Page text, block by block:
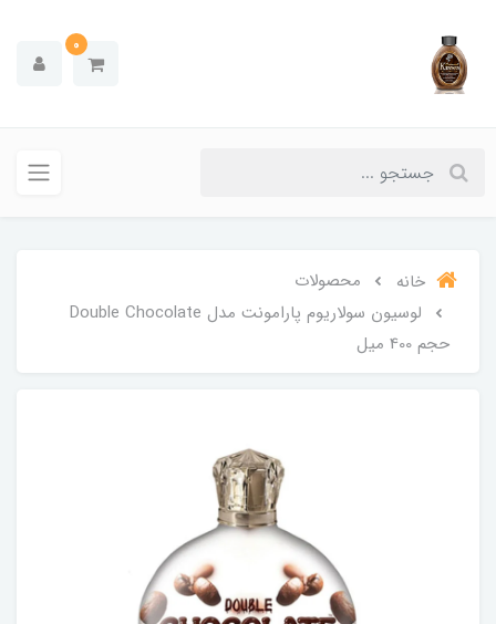
0
خانه
محصولات
لوسیون سولاریوم پارامونت مدل Double Chocolate
حجم 400 میل